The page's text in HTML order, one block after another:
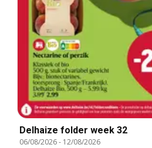
Delhaize folder week 32
06/08/2026- 12/08/2026